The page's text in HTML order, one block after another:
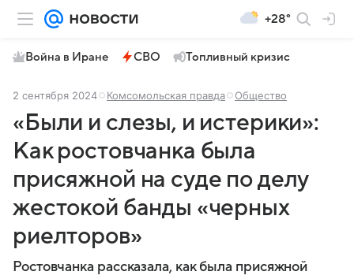
+28°
Война в Иране СВО Топливный кризис
2 сентября 2024 Комсомольская правда Общество
«Были и слезы, и истерики»:
Как ростовчанка была
присяжной на суде по делу
жестокой банды «черных
риелторов»
Ростовчанка рассказала, как была присяжной